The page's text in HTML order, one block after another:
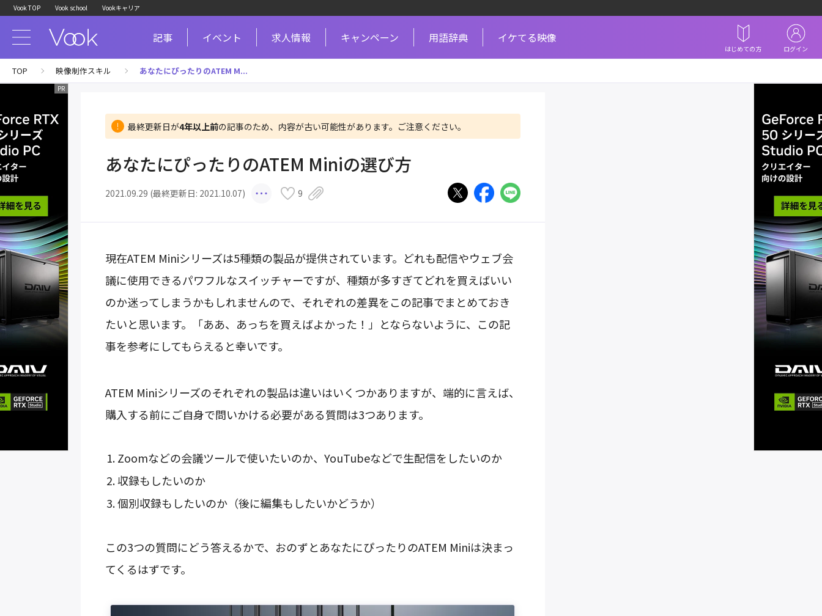
Vook TOP Vook school Vookキャリア
記事 イベント 求人情報 キャンペーン 用語辞典 イケてる映像
はじめての方 ログイン
TOP 映像制作スキル あなたにぴったりのATEM M...
最終更新日が4年以上前の記事のため、内容が古い可能性があります。ご注意ください。
あなたにぴったりのATEM Miniの選び方
2021.09.29 (最終更新日: 2021.10.07) 9
現在ATEM Miniシリーズは5種類の製品が提供されています。どれも配信やウェブ会
議に使用できるパワフルなスイッチャーですが、種類が多すぎてどれを買えばいい
のか迷ってしまうかもしれませんので、それぞれの差異をこの記事でまとめておき
たいと思います。「ああ、あっちを買えばよかった！」とならないように、この記
事を参考にしてもらえると幸いです。
ATEM Miniシリーズのそれぞれの製品は違いはいくつかありますが、端的に言えば、
購入する前にご自身で問いかける必要がある質問は3つあります。
Zoomなどの会議ツールで使いたいのか、YouTubeなどで生配信をしたいのか
収録もしたいのか
個別収録もしたいのか（後に編集もしたいかどうか）
この3つの質問にどう答えるかで、おのずとあなたにぴったりのATEM Miniは決まっ
てくるはずです。